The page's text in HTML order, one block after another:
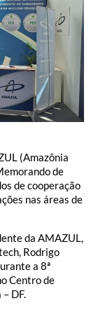
(Amazônia
de
de cooperação
nas áreas de
da AMAZUL,
Rodrigo
a 8ª
Centro de
DF.